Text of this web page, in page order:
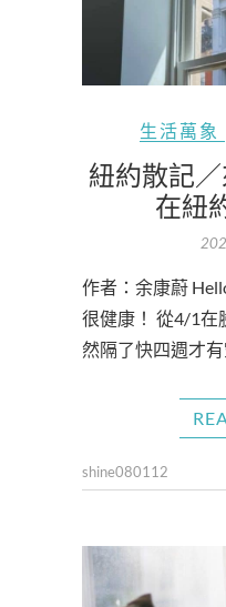
生活萬象
紐約散記
在紐
作者：余康蔚
很健康！ 從4/1在
然隔了快四週才有
shine080112